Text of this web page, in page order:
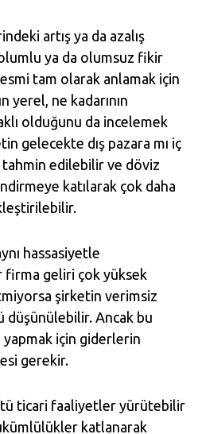
artış ya da azalış
ya da olumsuz fikir
tam olarak anlamak için
yerel, ne kadarının
olduğunu da incelemek
gelecekte dış pazara mı iç
tahmin edilebilir ve döviz
katılarak çok daha
hassasiyetle
geliri çok yüksek
şirketin verimsiz
Ancak bu
yapmak için giderlerin
gerekir.
ticari faaliyetler yürütebilir
katlanarak